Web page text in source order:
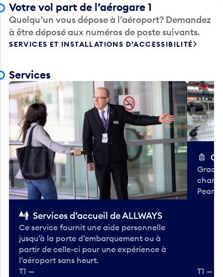
Votre vol part de l’aérogare 1
Quelqu’un vous dépose à l’aéroport? Demandez
à être déposé aux numéros de poste suivants.
SERVICES ET INSTALLATIONS D’ACCESSIBILITÉ
Services
Services d’accueil de ALLWAYS
Ce service fournit une aide personnelle
jusqu’à la porte d’embarquement ou à
partir de celle-ci pour une expérience à
l’aéroport sans heurt.
T1 —
T1 —